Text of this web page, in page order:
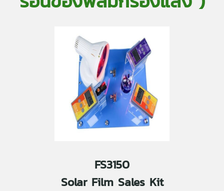
FS3150
Solar Film Sales Kit